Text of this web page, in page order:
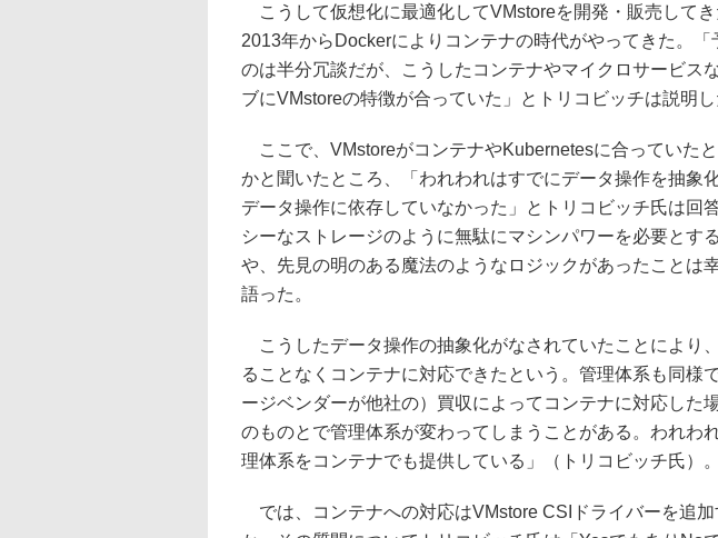
こうして仮想化に最適化してVMstoreを開発・販売して
2013年からDockerによりコンテナの時代がやってきた。「
のは半分冗談だが、こうしたコンテナやマイクロサービス
ブにVMstoreの特徴が合っていた」とトリコビッチは説明し
ここで、VMstoreがコンテナやKubernetesに合っていた
かと聞いたところ、「われわれはすでにデータ操作を抽象
データ操作に依存していなかった」とトリコビッチ氏は回
シーなストレージのように無駄にマシンパワーを必要とす
や、先見の明のある魔法のようなロジックがあったことは
語った。
こうしたデータ操作の抽象化がなされていたことにより
ることなくコンテナに対応できたという。管理体系も同様
ージベンダーが他社の）買収によってコンテナに対応した
のものとで管理体系が変わってしまうことがある。われわ
理体系をコンテナでも提供している」（トリコビッチ氏）。
では、コンテナへの対応はVMstore CSIドライバーを追